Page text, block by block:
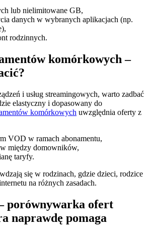
lub nielimitowane GB,
danych w wybranych aplikacjach (np.
rodzinnych.
komórkowych –
i usług streamingowych, warto zadbać
elastyczny i dopasowany do
komórkowych uwzględnia oferty z
VOD w ramach abonamentu,
między domowników,
taryfy.
się w rodzinach, gdzie dzieci, rodzice
na różnych zasadach.
porównywarka ofert
naprawdę pomaga